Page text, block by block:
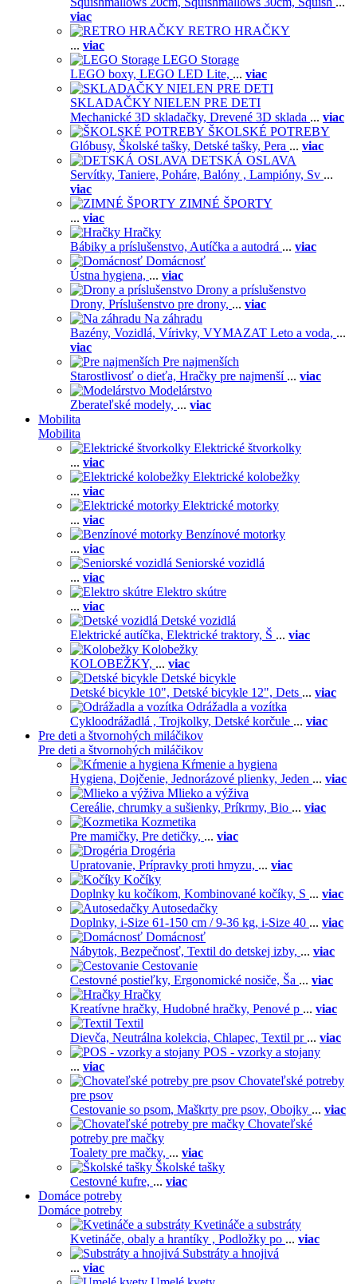
viac
RETRO HRAČKY
... viac
LEGO Storage
LEGO boxy, LEGO LED Lite, ... viac
SKLADAČKY NIELEN PRE DETI
Mechanické 3D skladačky, Drevené 3D sklada ... viac
ŠKOLSKÉ POTREBY
Glóbusy, Školské tašky, Detské tašky, Pera ... viac
DETSKÁ OSLAVA
Servítky, Taniere, Poháre, Balóny , Lampióny, Sv ...
viac
ZIMNÉ ŠPORTY
... viac
Hračky
Bábiky a príslušenstvo, Autíčka a autodrá ... viac
Domácnosť
Ústna hygiena, ... viac
Drony a príslušenstvo
Drony, Príslušenstvo pre drony, ... viac
Na záhradu
Bazény, Vozidlá, Vírivky, VYMAZAT Leto a voda, ...
viac
Pre najmenších
Starostlivosť o dieťa, Hračky pre najmenší ... viac
Modelárstvo
Zberateľské modely, ... viac
Mobilita
Mobilita
Elektrické štvorkolky
... viac
Elektrické kolobežky
... viac
Elektrické motorky
... viac
Benzínové motorky
... viac
Seniorské vozidlá
... viac
Elektro skútre
... viac
Detské vozidlá
Elektrické autíčka, Elektrické traktory, Š ... viac
Kolobežky
KOLOBEŽKY, ... viac
Detské bicykle
Detské bicykle 10", Detské bicykle 12", Dets ... viac
Odrážadla a vozítka
Cykloodrážadlá , Trojkolky, Detské korčule ... viac
Pre deti a štvornohých miláčikov
Pre deti a štvornohých miláčikov
Kŕmenie a hygiena
Hygiena, Dojčenie, Jednorázové plienky, Jeden ... viac
Mlieko a výživa
Cereálie, chrumky a sušienky, Príkrmy, Bio ... viac
Kozmetika
Pre mamičky, Pre detičky, ... viac
Drogéria
Upratovanie, Prípravky proti hmyzu, ... viac
Kočíky
Doplnky ku kočíkom, Kombinované kočíky, S ... viac
Autosedačky
Doplnky, i-Size 61-150 cm / 9-36 kg, i-Size 40 ... viac
Domácnosť
Nábytok, Bezpečnosť, Textil do detskej izby, ... viac
Cestovanie
Cestovné postieľky, Ergonomické nosiče, Ša ... viac
Hračky
Kreatívne hračky, Hudobné hračky, Penové p ... viac
Textil
Dievča, Neutrálna kolekcia, Chlapec, Textil pr ... viac
POS - vzorky a stojany
... viac
Chovateľské potreby
pre psov
Cestovanie so psom, Maškrty pre psov, Obojky ... viac
Chovateľské
potreby pre mačky
Toalety pre mačky, ... viac
Školské tašky
Cestovné kufre, ... viac
Domáce potreby
Domáce potreby
Kvetináče a substráty
Kvetináče, obaly a hrantíky , Podložky po ... viac
Substráty a hnojivá
... viac